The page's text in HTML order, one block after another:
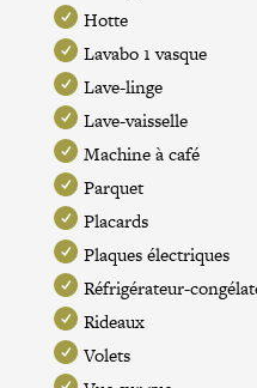
Hotte
Lavabo 1 vasque
Lave-linge
Lave-vaisselle
Machine à café
Parquet
Placards
Plaques électriques
Réfrigérateur-
Rideaux
Volets